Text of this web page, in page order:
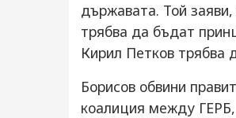
държавата. Той
трябва да бъдат
Кирил Петков трябва
Борисов обвини
коалиция между